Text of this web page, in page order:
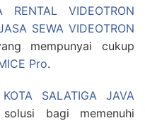
RENTAL VIDEOTRON
SEWA VIDEOTRON
mempunyai cukup
Pro.
SALATIGA JAVA
bagi memenuhi